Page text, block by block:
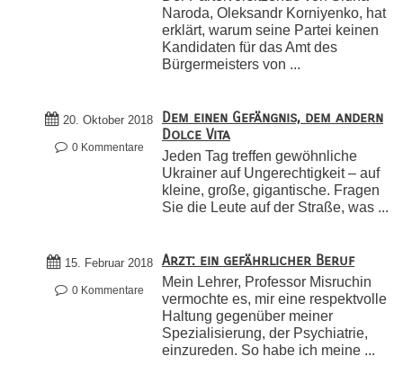
Naroda, Oleksandr Korniyenko, hat
erklärt, warum seine Partei keinen
Kandidaten für das Amt des
Bürgermeisters von ...
20. Oktober 2018
0 Kommentare
Dem einen Gefängnis, dem andern
Dolce Vita
Jeden Tag treffen gewöhnliche
Ukrainer auf Ungerechtigkeit – auf
kleine, große, gigantische. Fragen
Sie die Leute auf der Straße, was ...
15. Februar 2018
0 Kommentare
Arzt: ein gefährlicher Beruf
Mein Lehrer, Professor Misruchin
vermochte es, mir eine respektvolle
Haltung gegenüber meiner
Spezialisierung, der Psychiatrie,
einzureden. So habe ich meine ...